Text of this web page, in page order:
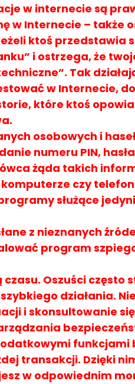
w internecie są
w Internecie – także
jeżeli ktoś
i ostrzega, że
Tak
w Internecie,
które ktoś
osobowych i
numeru PIN,
żąda takich
czy
służące
z nieznanych
program
czasu. Oszuści
działania.
i skonsultowanie
funkcjami
transakcji. Dzięki
w odpowiednim